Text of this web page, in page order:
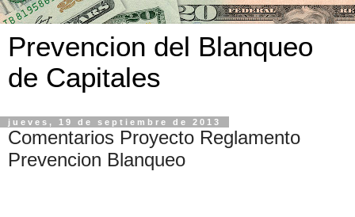
Prevencion del Blanqueo
de Capitales
jueves, 19 de septiembre de 2013
Comentarios Proyecto Reglamento
Prevencion Blanqueo